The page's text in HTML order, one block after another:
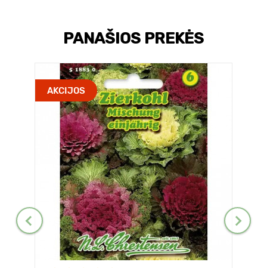
PANAŠIOS PREKĖS
AKCIJOS